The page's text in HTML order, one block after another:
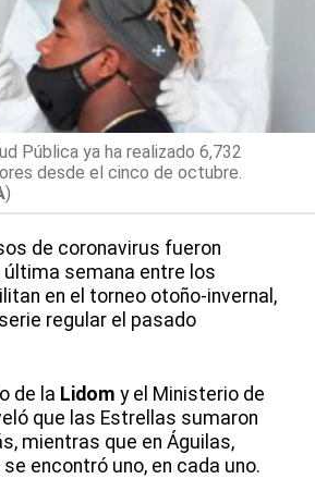
Pública ya ha realizado 6,732
desde el cinco de octubre.
)
de coronavirus fueron
semana entre los
en el torneo otoño-invernal,
regular el pasado
de la Lidom y el Ministerio de
que las Estrellas sumaron
mientras que en Águilas,
encontró uno, en cada uno.